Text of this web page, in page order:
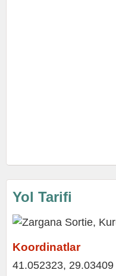
Yol Tarifi
Koordinatlar
41.052323, 29.03409